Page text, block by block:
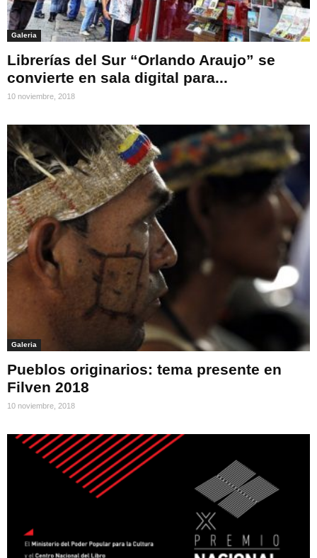
Galeria
Librerías del Sur “Orlando Araujo” se
convierte en sala digital para...
10 noviembre, 2018
Galeria
Pueblos originarios: tema presente en
Filven 2018
10 noviembre, 2018